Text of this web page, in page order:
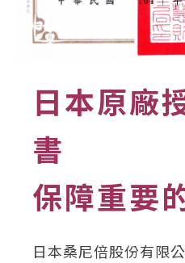
日本原廠
書
保障重要
日本桑尼倍股份有限